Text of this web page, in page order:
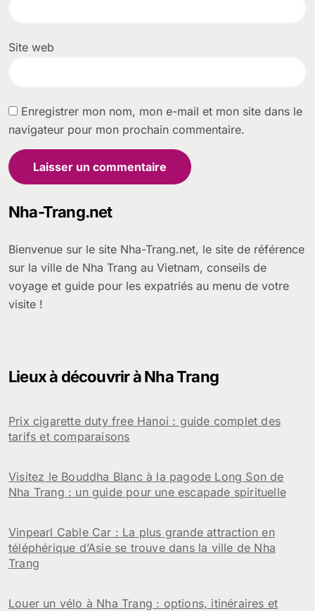
Site web
Enregistrer mon nom, mon e-mail et mon site dans le
navigateur pour mon prochain commentaire.
Nha-Trang.net
Bienvenue sur le site Nha-Trang.net, le site de référence
sur la ville de Nha Trang au Vietnam, conseils de
voyage et guide pour les expatriés au menu de votre
visite !
Lieux à découvrir à Nha Trang
Prix cigarette duty free Hanoi : guide complet des
tarifs et comparaisons
Visitez le Bouddha Blanc à la pagode Long Son de
Nha Trang : un guide pour une escapade spirituelle
Vinpearl Cable Car : La plus grande attraction en
téléphérique d’Asie se trouve dans la ville de Nha
Trang
Louer un vélo à Nha Trang : options, itinéraires et